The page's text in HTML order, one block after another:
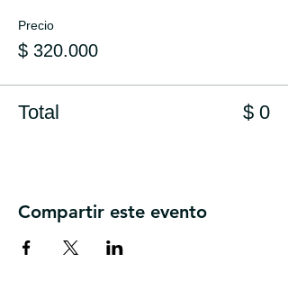
Precio
$ 320.000
Total $ 0
Compartir este evento